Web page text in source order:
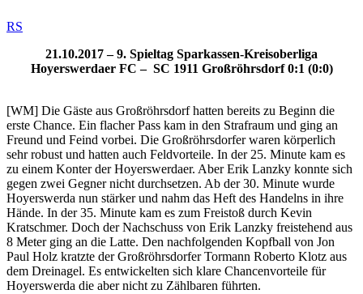
RS
21.10.2017 – 9. Spieltag Sparkassen-Kreisoberliga
Hoyerswerdaer FC – SC 1911 Großröhrsdorf 0:1 (0:0)
[WM] Die Gäste aus Großröhrsdorf hatten bereits zu Beginn die
erste Chance. Ein flacher Pass kam in den Strafraum und ging an
Freund und Feind vorbei. Die Großröhrsdorfer waren körperlich
sehr robust und hatten auch Feldvorteile. In der 25. Minute kam es
zu einem Konter der Hoyerswerdaer. Aber Erik Lanzky konnte sich
gegen zwei Gegner nicht durchsetzen. Ab der 30. Minute wurde
Hoyerswerda nun stärker und nahm das Heft des Handelns in ihre
Hände. In der 35. Minute kam es zum Freistoß durch Kevin
Kratschmer. Doch der Nachschuss von Erik Lanzky freistehend aus
8 Meter ging an die Latte. Den nachfolgenden Kopfball von Jon
Paul Holz kratzte der Großröhrsdorfer Tormann Roberto Klotz aus
dem Dreinagel. Es entwickelten sich klare Chancenvorteile für
Hoyerswerda die aber nicht zu Zählbaren führten.